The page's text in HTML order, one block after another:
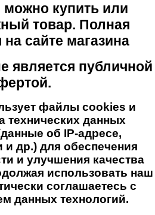
можно купить или
товар. Полная
сайте магазина
является публичной
файлы cookies и
технических данных
об IP-адресе,
и др.) для обеспечения
и улучшения качества
использовать наш
соглашаетесь с
данных технологий.